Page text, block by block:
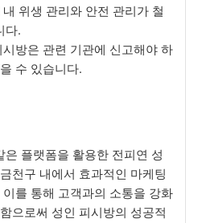
위생 관리와 안전 관리가 철
다.
방은 관련 기관에 신고해야 하
수 있습니다.
은 플랫폼을 활용한 전피연 성
천구 내에서 효과적인 마케팅
를 통해 고객과의 소통을 강화
으로써 성인 피시방의 성공적